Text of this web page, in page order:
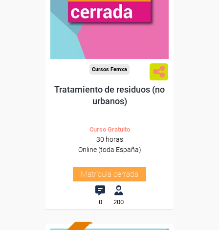
Cursos Femxa
Tratamiento de residuos (no
urbanos)
Curso Gratuito
30 horas
Online (toda España)
Matrícula cerrada
0 200